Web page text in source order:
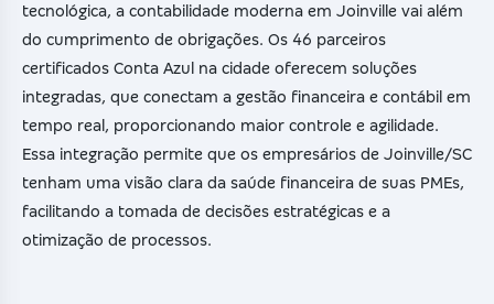
tecnológica, a contabilidade moderna em Joinville vai além
do cumprimento de obrigações. Os 46 parceiros
certificados Conta Azul na cidade oferecem soluções
integradas, que conectam a gestão financeira e contábil em
tempo real, proporcionando maior controle e agilidade.
Essa integração permite que os empresários de Joinville/SC
tenham uma visão clara da saúde financeira de suas PMEs,
facilitando a tomada de decisões estratégicas e a
otimização de processos.